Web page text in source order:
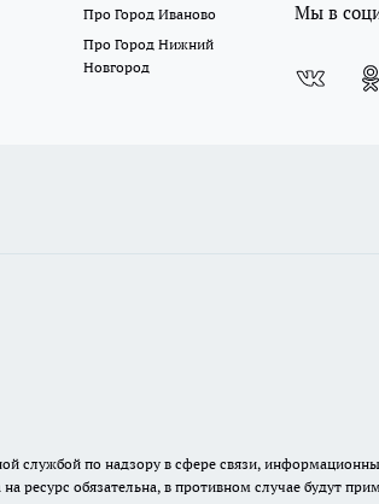
Про Город Иваново
Про Город Нижний
Новгород
Мы в
службой по надзору в сфере связи,
ресурс обязательна, в противном случае будут